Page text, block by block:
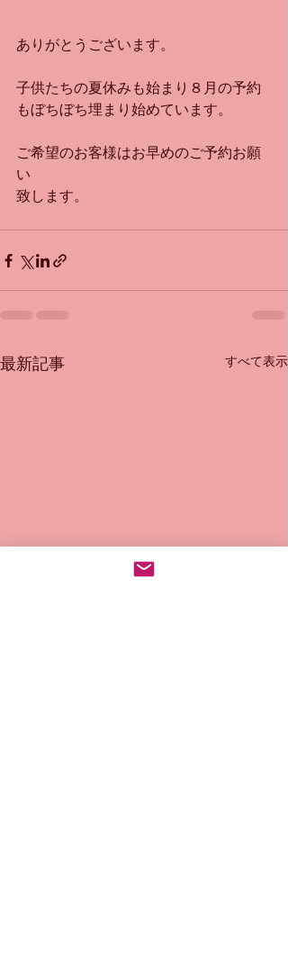
ありがとうございます。
子供たちの夏休みも始まり８月の予約
もぼちぼち埋まり始めています。
ご希望のお客様はお早めのご予約お願
い
致します。
最新記事 すべて表示